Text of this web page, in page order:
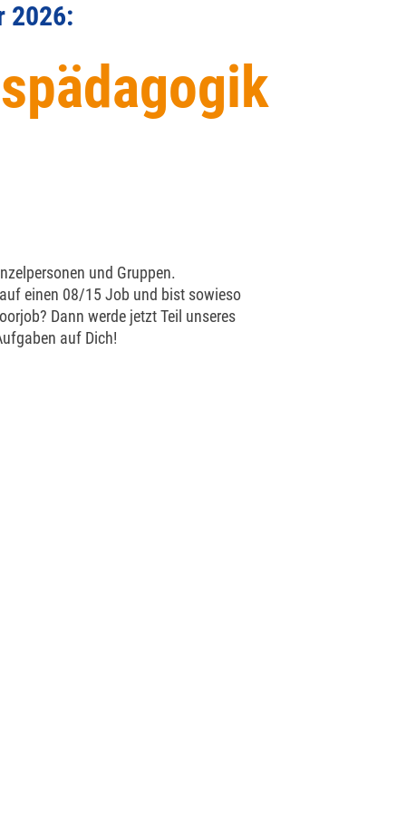
2026:
und Gruppen.
einen 08/15 Job und bist sowieso
Dann werde jetzt Teil unseres
auf Dich!